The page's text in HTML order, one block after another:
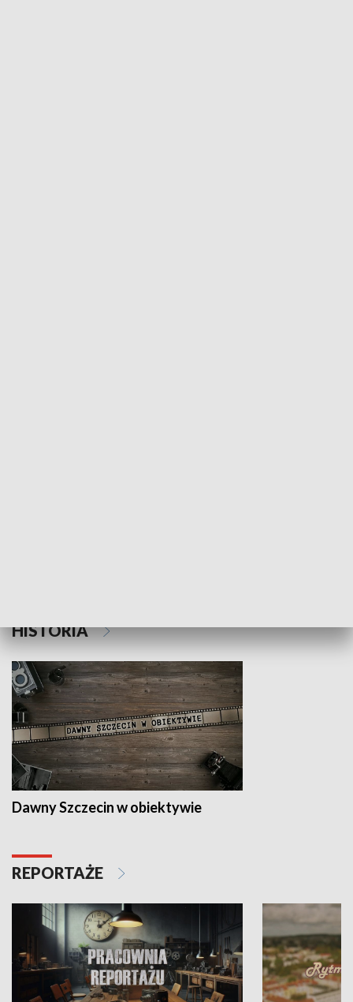
HISTORIA
Dawny Szczecin w obiektywie
REPORTAŻE